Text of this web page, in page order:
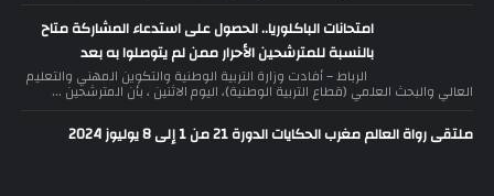
امتحانات الباكلوريا.. الحصول على استدعاء المشاركة متاح
بالنسبة للمترشحين الأحرار ممن لم يتوصلوا به بعد
الرباط – أفادت وزارة التربية الوطنية والتكوين المهني والتعليم
العالي والبحث العلمي (قطاع التربية الوطنية)، اليوم الاثنين ، بأن المترشحين ...
ملتقى رواة العالم مغرب الحكايات الدورة 21 من 1 إلى 8 يوليوز 2024